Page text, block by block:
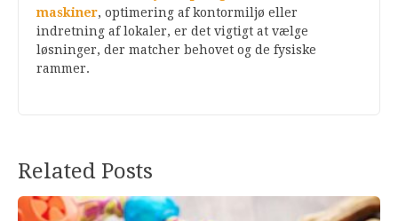
maskiner, optimering af kontormiljø eller
indretning af lokaler, er det vigtigt at vælge
løsninger, der matcher behovet og de fysiske
rammer.
Related Posts